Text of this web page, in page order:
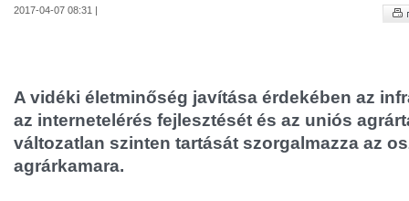
2017-04-07 08:31 |
A vidéki életminőség javítása érdekében az
az internetelérés fejlesztését és az uniós
változatlan szinten tartását szorgalmazza az
agrárkamara.